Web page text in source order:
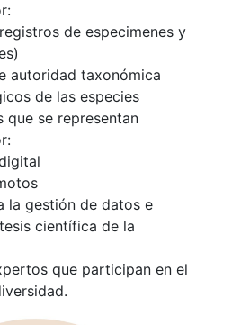
de especimenes y
autoridad taxonómica
de las especies
que se representan
la gestión de datos e
científica de la
que participan en el